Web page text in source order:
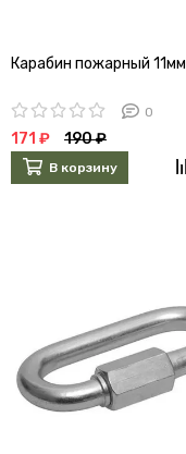
Карабин пожарный 11мм
0
171 ₽ 190 ₽
В корзину